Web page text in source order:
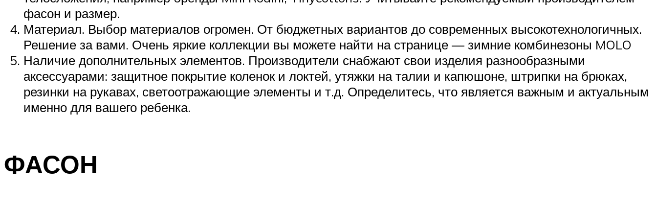
фасон и размер.
Материал. Выбор материалов огромен. От бюджетных вариантов до современных высокотехнологичных.
Решение за вами. Очень яркие коллекции вы можете найти на странице — зимние комбинезоны MOLO
Наличие дополнительных элементов. Производители снабжают свои изделия разнообразными
аксессуарами: защитное покрытие коленок и локтей, утяжки на талии и капюшоне, штрипки на брюках,
резинки на рукавах, светоотражающие элементы и т.д. Определитесь, что является важным и актуальным
именно для вашего ребенка.
ФАСОН